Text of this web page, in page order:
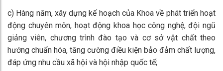
c) Hàng năm, xây dựng kế hoạch của Khoa về phát triển hoạt
động chuyên môn, hoạt động khoa học công nghệ, đội ngũ
giảng viên, chương trình đào tạo và cơ sở vật chất theo
hướng chuẩn hóa, tăng cường điều kiện bảo đảm chất lượng,
đáp ứng nhu cầu xã hội và hội nhập quốc tế;